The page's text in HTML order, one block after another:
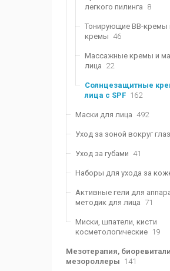
легкого пилинга 8
Тонирующие BB-кремы
кремы 46
Массажные кремы и
лица 22
Солнцезащитные
лица с SPF 162
Маски для лица 492
Уход за зоной вокруг глаз
Уход за губами 41
Наборы для ухода за
Активные гели для
методик для лица 71
Миски, шпатели, кисти
косметологические 19
Мезотерапия,
мезороллеры 141